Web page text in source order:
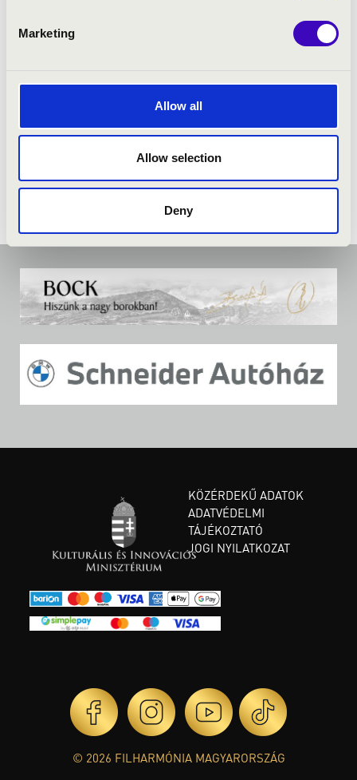
Marketing
Allow all
Allow selection
Deny
KÖZÉRDEKŰ ADATOK
ADATVÉDELMI
TÁJÉKOZTATÓ
JOGI NYILATKOZAT
© 2026 FILHARMÓNIA MAGYARORSZÁG